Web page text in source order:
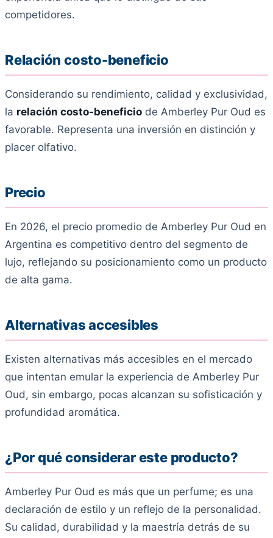
competidores.
Relación costo-beneficio
Considerando su rendimiento, calidad y exclusividad,
la relación costo-beneficio de Amberley Pur Oud es
favorable. Representa una inversión en distinción y
placer olfativo.
Precio
En 2026, el precio promedio de Amberley Pur Oud en
Argentina es competitivo dentro del segmento de
lujo, reflejando su posicionamiento como un producto
de alta gama.
Alternativas accesibles
Existen alternativas más accesibles en el mercado
que intentan emular la experiencia de Amberley Pur
Oud, sin embargo, pocas alcanzan su sofisticación y
profundidad aromática.
¿Por qué considerar este producto?
Amberley Pur Oud es más que un perfume; es una
declaración de estilo y un reflejo de la personalidad.
Su calidad, durabilidad y la maestría detrás de su